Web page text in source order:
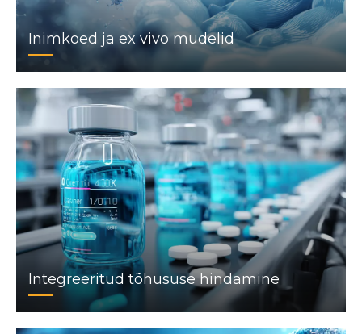
Inimkoed ja ex vivo mudelid
Integreeritud tõhususe hindamine